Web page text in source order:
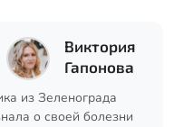
Виктория
Гапонова
из Зеленограда
о своей болезни